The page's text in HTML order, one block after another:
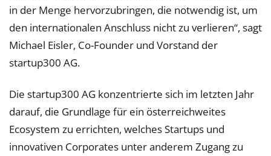
in der Menge hervorzubringen, die notwendig ist, um
den internationalen Anschluss nicht zu verlieren“, sagt
Michael Eisler, Co-Founder und Vorstand der
startup300 AG.
Die startup300 AG konzentrierte sich im letzten Jahr
darauf, die Grundlage für ein österreich­weites
Ecosystem zu errichten, welches Startups und
innovativen Corporates unter anderem Zugang zu